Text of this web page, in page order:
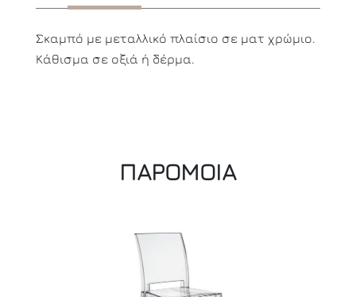
Σκαμπό με μεταλλικό πλαίσιο σε ματ χρώμιο.
Κάθισμα σε οξιά ή δέρμα.
ΠΑΡΟΜΟΙΑ